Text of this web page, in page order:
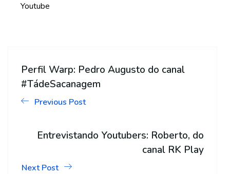
Youtube
Perfil Warp: Pedro Augusto do canal
#TádeSacanagem
Previous Post
Entrevistando Youtubers: Roberto, do
canal RK Play
Next Post